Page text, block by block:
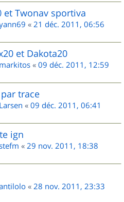
et Twonav sportiva
« 21 déc. 2011, 06:56
et Dakota20
markitos « 09 déc. 2011, 12:59
trace
Larsen « 09 déc. 2011, 06:41
ign
« 29 nov. 2011, 18:38
« 28 nov. 2011, 23:33